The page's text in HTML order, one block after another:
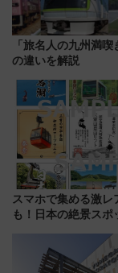
「旅名人の九州満
の違いを解説
スマホで集める激レ
も！日本の絶景スポ
ん)」企画がスタート